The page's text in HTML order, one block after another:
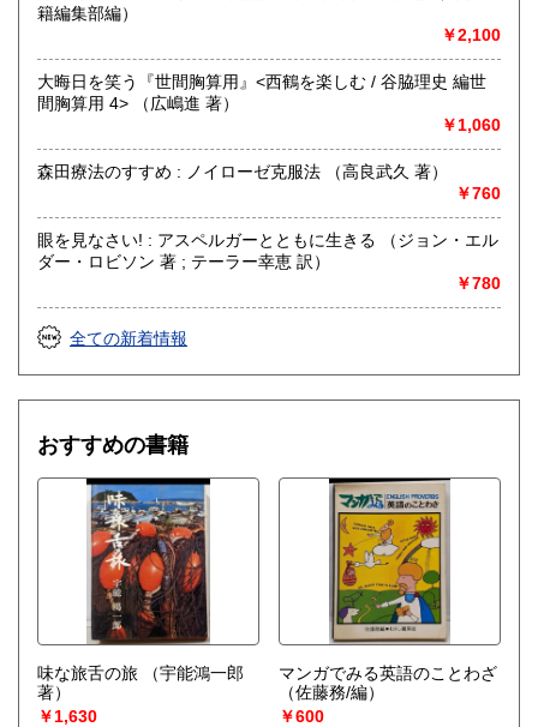
籍編集部編）
￥2,100
大晦日を笑う『世間胸算用』<西鶴を楽しむ / 谷脇理史 編世
間胸算用 4> （広嶋進 著）
￥1,060
森田療法のすすめ : ノイローゼ克服法 （高良武久 著）
￥760
眼を見なさい! : アスペルガーとともに生きる （ジョン・エル
ダー・ロビソン 著 ; テーラー幸恵 訳）
￥780
全ての新着情報
おすすめの書籍
味な旅舌の旅
（宇能鴻一郎
著）
￥1,630
マンガでみる英語のことわざ
（佐藤務/編）
￥600